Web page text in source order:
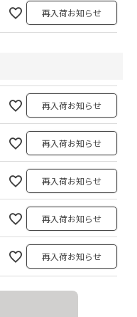
再入荷お知らせ
再入荷お知らせ
再入荷お知らせ
再入荷お知らせ
再入荷お知らせ
再入荷お知らせ